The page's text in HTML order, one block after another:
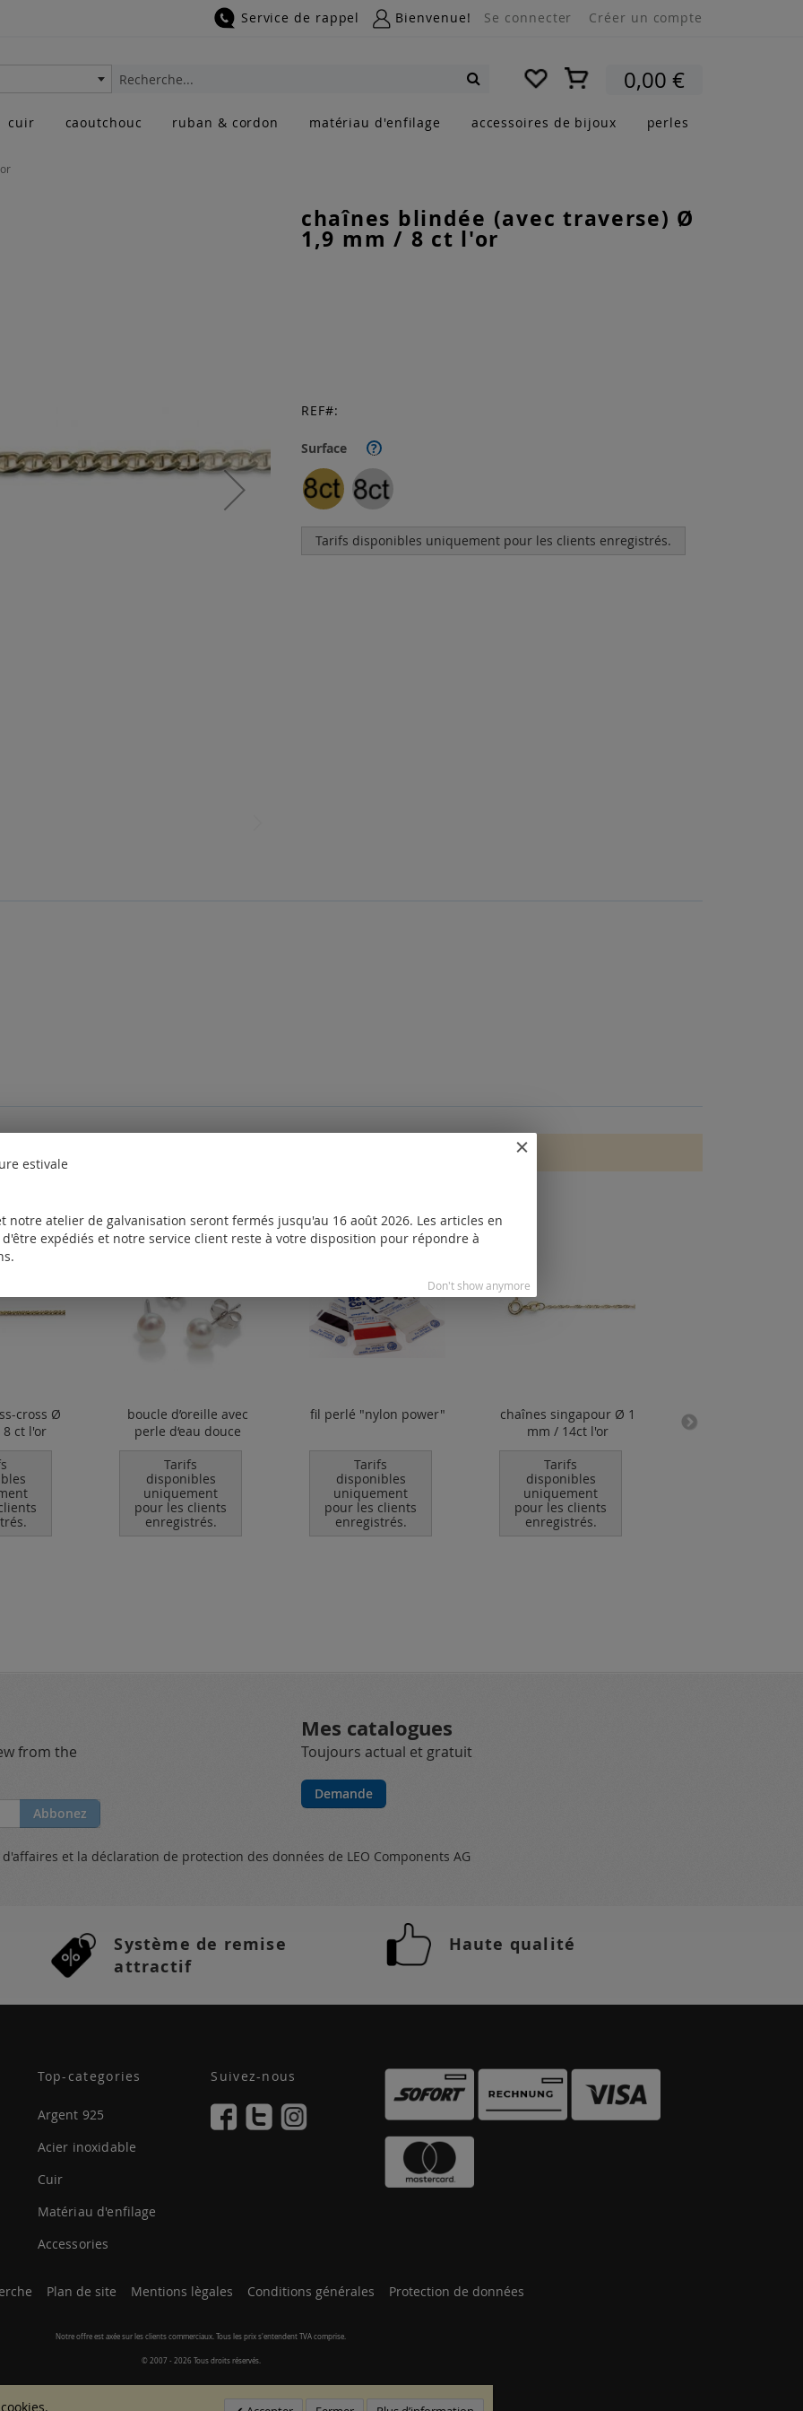
Service de rappel Bienvenue! Se connecter Créer un compte
Mon panier0,00 €
Rechercher
cuir caoutchouc ruban & cordon matériau d'enfilage accessoires de bijoux perles
chaînes blindée (avec traverse) Ø
1,9 mm / 8 ct l'or
Surface ?
Tarifs disponibles uniquement pour les clients enregistrés.
REF
questions. Veuillez
commandé les produits suivants
cross Ø
8 ct l'or
boucle d’oreille avec
perle d‘eau douce
Tarifs
disponibles
uniquement
pour les clients
enregistrés.
fil perlé "nylon power"
Tarifs
disponibles
uniquement
pour les clients
enregistrés.
chaînes singapour Ø 1
mm / 14ct l'or
Tarifs
disponibles
uniquement
pour les clients
enregistrés.
pince plate
from the
Abbonez
Mes catalogues
Toujours actual et gratuit
Demande
d'affaires et la déclaration de protection des données de LEO Components AG
Système de remise
attractif
Haute qualité
Top-categories
Argent 925
Acier inoxidable
Cuir
Matériau d'enfilage
Accessories
Suivez-nous
Plan de site Mentions lègales Conditions générales Protection de données
Notre offre est axée sur les clients commerciaux. Tous les prix s'entendent TVA comprise.
© 2007 - 2026 Tous droits réservés.
estivale
notre atelier de galvanisation seront fermés jusqu'au 16 août 2026. Les articles en
expédiés et notre service client reste à votre disposition pour répondre à
Don't show anymore